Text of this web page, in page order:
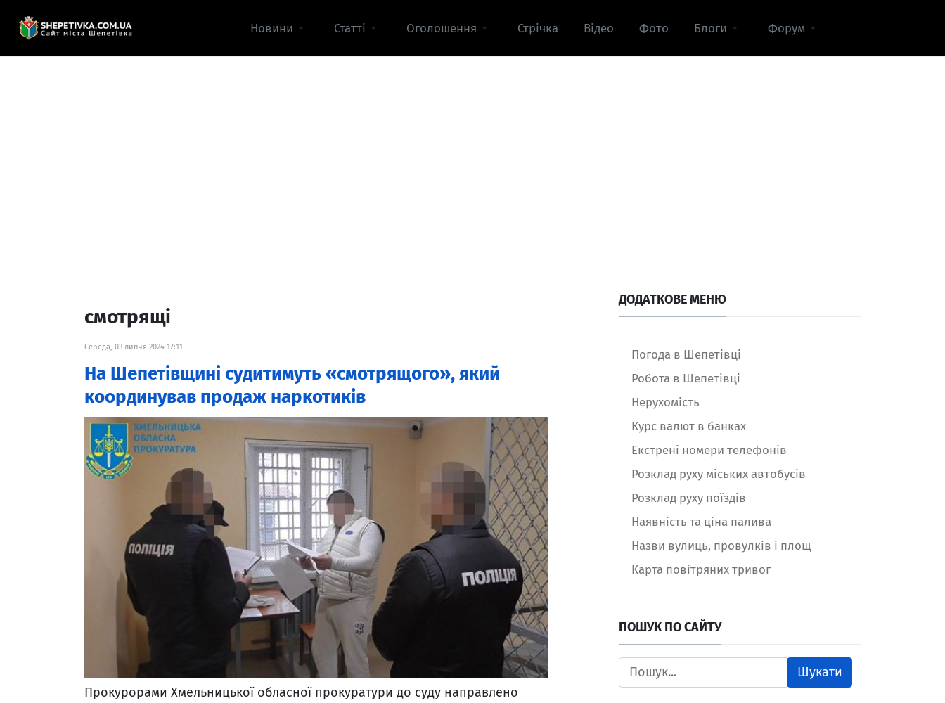
Новини Статті Оголошення Стрічка Відео Фото Блоги Форум
смотрящі
Середа, 03 липня 2024 17:11
На Шепетівщині судитимуть «смотрящого», який
координував продаж наркотиків
Прокурорами Хмельницької обласної прокуратури до суду направлено
ДОДАТКОВЕ МЕНЮ
Погода в Шепетівці
Робота в Шепетівці
Нерухомість
Курс валют в банках
Екстрені номери телефонів
Розклад руху міських автобусів
Розклад руху поїздів
Наявність та ціна палива
Назви вулиць, провулків і площ
Карта повітряних тривог
ПОШУК ПО САЙТУ
Шукати